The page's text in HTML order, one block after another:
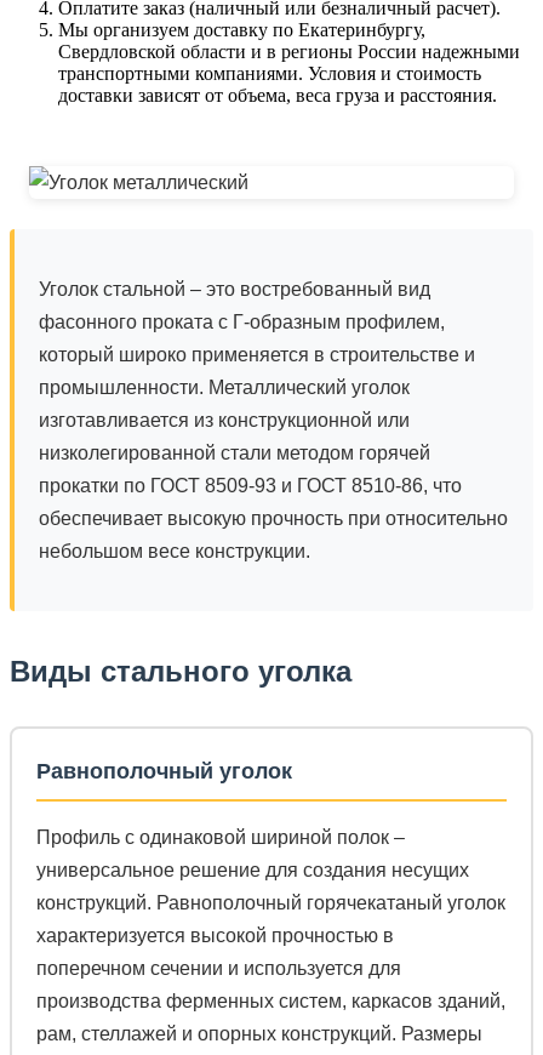
Оплатите заказ (наличный или безналичный расчет).
Мы организуем доставку по Екатеринбургу,
Свердловской области и в регионы России надежными
транспортными компаниями. Условия и стоимость
доставки зависят от объема, веса груза и расстояния.
Уголок стальной – это востребованный вид
фасонного проката с Г-образным профилем,
который широко применяется в строительстве и
промышленности. Металлический уголок
изготавливается из конструкционной или
низколегированной стали методом горячей
прокатки по ГОСТ 8509-93 и ГОСТ 8510-86, что
обеспечивает высокую прочность при относительно
небольшом весе конструкции.
Виды стального уголка
Равнополочный уголок
Профиль с одинаковой шириной полок –
универсальное решение для создания несущих
конструкций. Равнополочный горячекатаный уголок
характеризуется высокой прочностью в
поперечном сечении и используется для
производства ферменных систем, каркасов зданий,
рам, стеллажей и опорных конструкций. Размеры